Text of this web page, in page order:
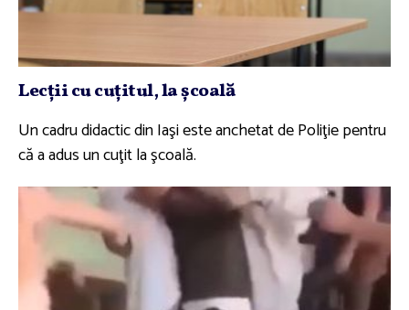
Lecţii cu cuţitul, la şcoală
Un cadru didactic din Iaşi este anchetat de Poliţie pentru
că a adus un cuţit la şcoală.